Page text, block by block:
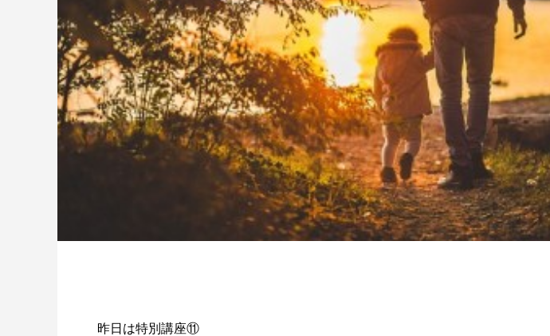
昨日は特別講座⑪